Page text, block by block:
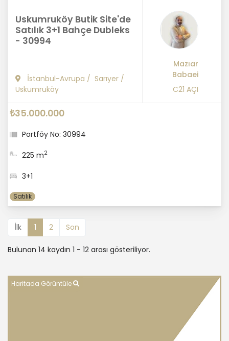
Uskumruköy Butik Site'de
Satılık 3+1 Bahçe Dubleks
- 30994
İstanbul-Avrupa / Sarıyer /
Uskumruköy
Mazıar
Babaei
C21 AÇI
₺35.000.000
Portföy No: 30994
225 m2
3+1
Satılık
İlk 1 2 Son
Bulunan 14 kaydın 1 - 12 arası gösteriliyor.
Haritada Görüntüle